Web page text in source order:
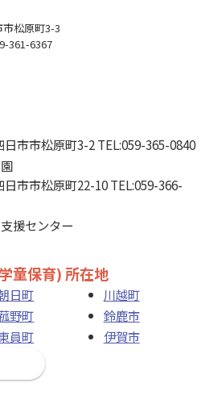
松原町3-3
361-6367
日市市松原町3-2 TEL:059-365-0840
日市市松原町22-10 TEL:059-366-
援センター
童保育) 所在地
日町
川越町
野町
鈴鹿市
員町
伊賀市